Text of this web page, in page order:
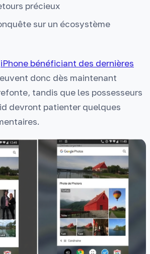
précieux
sur un écosystème
iPhone bénéficiant des dernières
donc dès maintenant
tandis que les possesseurs
devront patienter quelques